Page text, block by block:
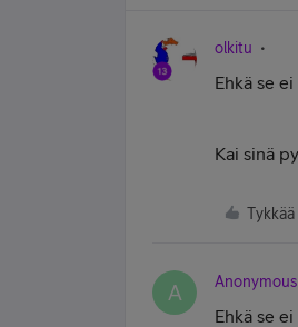
olkitu
Ehkä se
Kai sinä
Tykkää
A Anonymous
Ehkä se